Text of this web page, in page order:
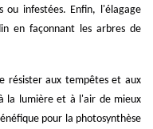
ou infestées. Enfin, l'élagage
en façonnant les arbres de
résister aux tempêtes et aux
la lumière et à l'air de mieux
pour la photosynthèse